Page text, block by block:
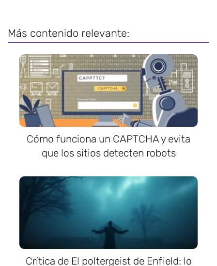
Más contenido relevante:
Cómo funciona un CAPTCHA y evita
que los sitios detecten robots
Crítica de El poltergeist de Enfield: lo